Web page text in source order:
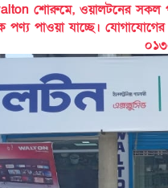
শোরুমে, ওয়ালটনের সকল
পণ্য পাওয়া যাচ্ছে।